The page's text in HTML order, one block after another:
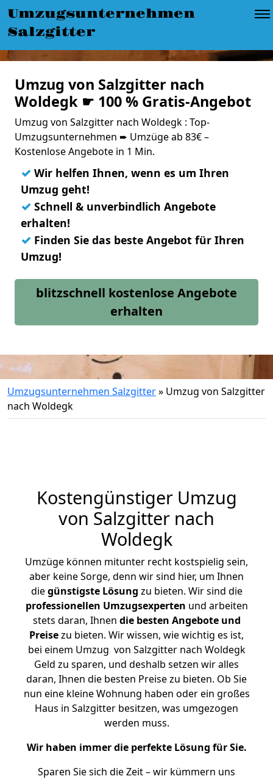
Umzugsunternehmen
Salzgitter
Umzug von Salzgitter nach
Woldegk ☛ 100 % Gratis-Angebot
Umzug von Salzgitter nach Woldegk : Top-
Umzugsunternehmen ➨ Umzüge ab 83€ –
Kostenlose Angebote in 1 Min.
✓ Wir helfen Ihnen, wenn es um Ihren
Umzug geht!
✓ Schnell & unverbindlich Angebote
erhalten!
✓ Finden Sie das beste Angebot für Ihren
Umzug!
blitzschnell kostenlose Angebote
erhalten
Umzugsunternehmen Salzgitter» Umzug von Salzgitter
nach Woldegk
Kostengünstiger Umzug
von Salzgitter nach
Woldegk
Umzüge können mitunter recht kostspielig sein,
aber keine Sorge, denn wir sind hier, um Ihnen
diegünstigste Lösung zu bieten. Wir sind die
professionellen Umzugsexperten und arbeiten
stets daran, Ihnen die besten Angebote und
Preisezu bieten. Wir wissen, wie wichtig es ist,
bei einem Umzug von Salzgitter nach Woldegk
Geld zu sparen, und deshalb setzen wir alles
daran, Ihnen die besten Preise zu bieten. Ob Sie
nun eine kleine Wohnung haben oder ein großes
Haus in Salzgitter besitzen, was umgezogen
werden muss.
Wir haben immer die perfekte Lösung für Sie.
Sparen Sie sich die Zeit – wir kümmern uns